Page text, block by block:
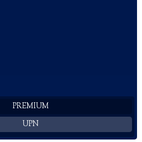
PREMIUM
UPN